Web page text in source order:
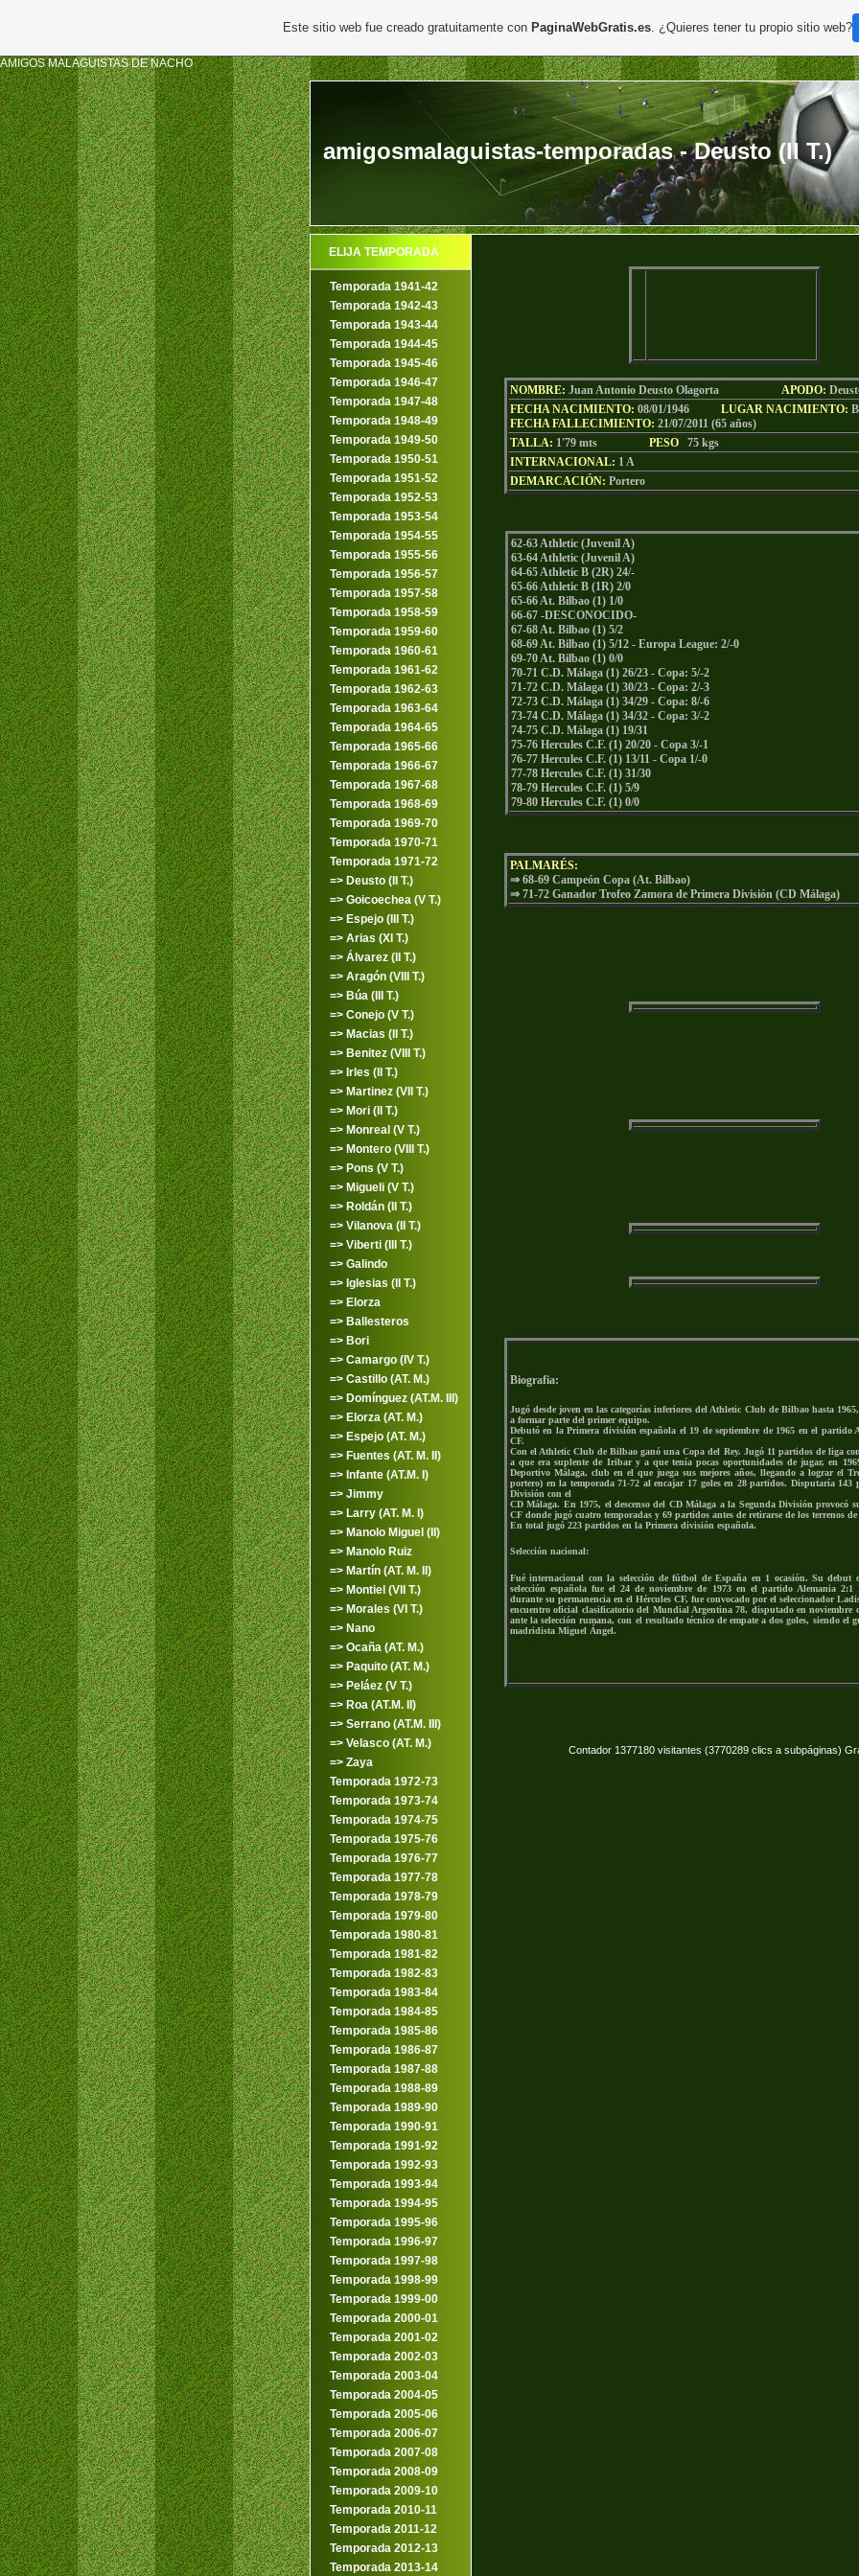
AMIGOS MALAGUISTAS DE NACHO
amigosmalaguistas-temporadas - Deusto (II T.)
ELIJA TEMPORADA
Temporada 1941-42
Temporada 1942-43
Temporada 1943-44
Temporada 1944-45
Temporada 1945-46
Temporada 1946-47
Temporada 1947-48
Temporada 1948-49
Temporada 1949-50
Temporada 1950-51
Temporada 1951-52
Temporada 1952-53
Temporada 1953-54
Temporada 1954-55
Temporada 1955-56
Temporada 1956-57
Temporada 1957-58
Temporada 1958-59
Temporada 1959-60
Temporada 1960-61
Temporada 1961-62
Temporada 1962-63
Temporada 1963-64
Temporada 1964-65
Temporada 1965-66
Temporada 1966-67
Temporada 1967-68
Temporada 1968-69
Temporada 1969-70
Temporada 1970-71
Temporada 1971-72
=> Deusto (II T.)
=> Goicoechea (V T.)
=> Espejo (III T.)
=> Arias (XI T.)
=> Álvarez (II T.)
=> Aragón (VIII T.)
=> Búa (III T.)
=> Conejo (V T.)
=> Macias (II T.)
=> Benitez (VIII T.)
=> Irles (II T.)
=> Martinez (VII T.)
=> Mori (II T.)
=> Monreal (V T.)
=> Montero (VIII T.)
=> Pons (V T.)
=> Migueli (V T.)
=> Roldán (II T.)
=> Vilanova (II T.)
=> Viberti (III T.)
=> Galindo
=> Iglesias (II T.)
=> Elorza
=> Ballesteros
=> Bori
=> Camargo (IV T.)
=> Castillo (AT. M.)
=> Domínguez (AT.M. III)
=> Elorza (AT. M.)
=> Espejo (AT. M.)
=> Fuentes (AT. M. II)
=> Infante (AT.M. I)
=> Jimmy
=> Larry (AT. M. I)
=> Manolo Miguel (II)
=> Manolo Ruiz
=> Martín (AT. M. II)
=> Montiel (VII T.)
=> Morales (VI T.)
=> Nano
=> Ocaña (AT. M.)
=> Paquito (AT. M.)
=> Peláez (V T.)
=> Roa (AT.M. II)
=> Serrano (AT.M. III)
=> Velasco (AT. M.)
=> Zaya
Temporada 1972-73
Temporada 1973-74
Temporada 1974-75
Temporada 1975-76
Temporada 1976-77
Temporada 1977-78
Temporada 1978-79
Temporada 1979-80
Temporada 1980-81
Temporada 1981-82
Temporada 1982-83
Temporada 1983-84
Temporada 1984-85
Temporada 1985-86
Temporada 1986-87
Temporada 1987-88
Temporada 1988-89
Temporada 1989-90
Temporada 1990-91
Temporada 1991-92
Temporada 1992-93
Temporada 1993-94
Temporada 1994-95
Temporada 1995-96
Temporada 1996-97
Temporada 1997-98
Temporada 1998-99
Temporada 1999-00
Temporada 2000-01
Temporada 2001-02
Temporada 2002-03
Temporada 2003-04
Temporada 2004-05
Temporada 2005-06
Temporada 2006-07
Temporada 2007-08
Temporada 2008-09
Temporada 2009-10
Temporada 2010-11
Temporada 2011-12
Temporada 2012-13
Temporada 2013-14
NOMBRE: Juan Antonio Deusto Olagorta APODO:
FECHA NACIMIENTO: 08/01/1946 LUGAR NACIMIENTO:
FECHA FALLECIMIENTO: 21/07/2011 (65 años)
TALLA: 1'79 mts PESO 75 kgs
INTERNACIONAL: 1 A
DEMARCACIÓN: Portero
62-63 Athletic (Juvenil A)
63-64 Athletic (Juvenil A)
64-65 Athletic B (2R) 24/-
65-66 Athletic B (1R) 2/0
65-66 At. Bilbao (1) 1/0
66-67 -DESCONOCIDO-
67-68 At. Bilbao (1) 5/2
68-69 At. Bilbao (1) 5/12 - Europa League: 2/-0
69-70 At. Bilbao (1) 0/0
70-71 C.D. Málaga (1) 26/23 - Copa: 5/-2
71-72 C.D. Málaga (1) 30/23 - Copa: 2/-3
72-73 C.D. Málaga (1) 34/29 - Copa: 8/-6
73-74 C.D. Málaga (1) 34/32 - Copa: 3/-2
74-75 C.D. Málaga (1) 19/31
75-76 Hercules C.F. (1) 20/20 - Copa 3/-1
76-77 Hercules C.F. (1) 13/11 - Copa 1/-0
77-78 Hercules C.F. (1) 31/30
78-79 Hercules C.F. (1) 5/9
79-80 Hercules C.F. (1) 0/0
PALMARÉS:
⇒ 68-69 Campeón Copa (At. Bilbao)
⇒ 71-72 Ganador Trofeo Zamora de Primera División (CD
Biografia:
Jugó desde joven en las categorías inferiores del Athletic Club de Bilbao hasta
a formar parte del primer equipo.
Debutó en la Primera división española el 19 de septiembre de 1965 en el partido
CF.
Con el Athletic Club de Bilbao ganó una Copa del Rey. Jugó 11 partidos de liga
a que era suplente de Iribar y a que tenía pocas oportunidades de jugar, en
Deportivo Málaga, club en el que juega sus mejores años, llegando a lograr el
portero) en la temporada 71-72 al encajar 17 goles en 28 partidos. Disputaría 143
División con el
CD Málaga. En 1975, el descenso del CD Málaga a la Segunda División provocó
CF donde jugó cuatro temporadas y 69 partidos antes de retirarse de los terrenos de
En total jugó 223 partidos en la Primera división española.
Selección nacional:
Fué internacional con la selección de fútbol de España en 1 ocasión. Su debut
selección española fue el 24 de noviembre de 1973 en el partido Alemania 2:1
durante su permanencia en el Hércules CF, fue convocado por el seleccionador
encuentro oficial clasificatorio del Mundial Argentina 78, disputado en noviembre
ante laselección rumana, con el resultado técnico de empate a dos goles, siendo el
madridista Miguel Ángel.
Contador 1377180 visitantes (3770289 clics a subpáginas)
Este sitio web fue creado gratuitamente con PaginaWebGratis.es. ¿Quieres tener tu propio sitio web?